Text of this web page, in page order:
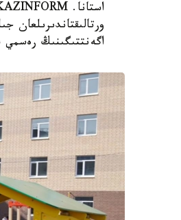
اگەنتتىگىنىڭ رەسمي